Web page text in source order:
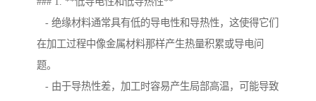
- 绝缘材料通常具有低的导电性和导热性，这使得它们
在加工过程中像金属材料那样产生热量积累或导电问
题。
- 由于导热性差，加工时容易产生局部高温，可能导致